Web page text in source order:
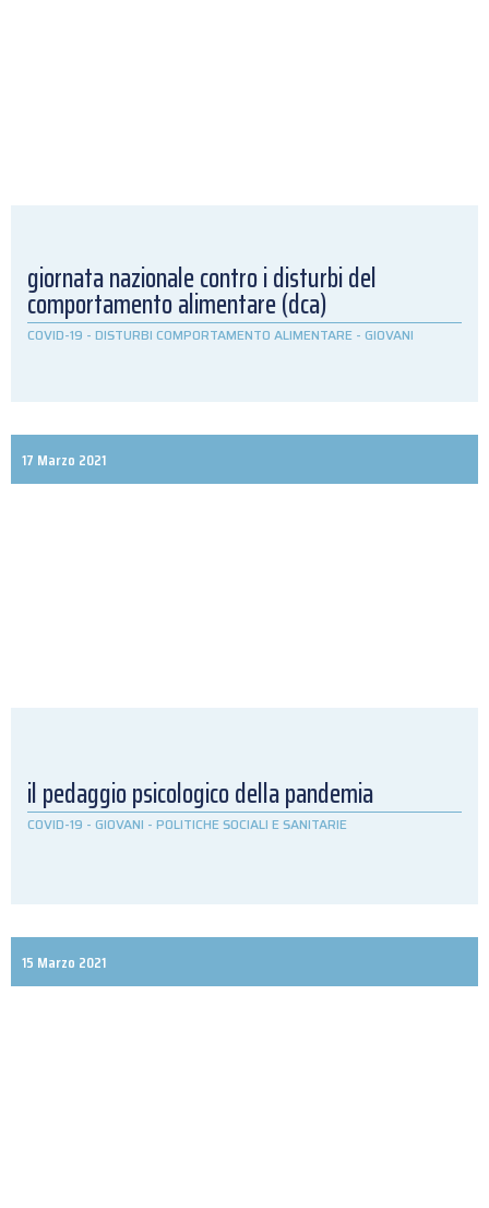
giornata nazionale contro i disturbi del
comportamento alimentare (dca)
COVID-19 - DISTURBI COMPORTAMENTO ALIMENTARE - GIOVANI
17 Marzo 2021
il pedaggio psicologico della pandemia
COVID-19 - GIOVANI - POLITICHE SOCIALI E SANITARIE
15 Marzo 2021